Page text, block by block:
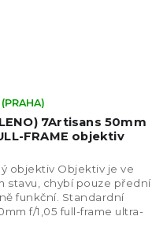
7Artisans 50mm
FRAME objektiv
objektiv Objektiv je ve
stavu, chybí pouze přední
funkční. Standardní
f/1,05 full-frame ultra-